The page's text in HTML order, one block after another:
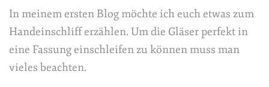
In meinem ersten Blog möchte ich euch etwas zum
Handeinschliff erzählen. Um die Gläser perfekt in
eine Fassung einschleifen zu können muss man
vieles beachten.